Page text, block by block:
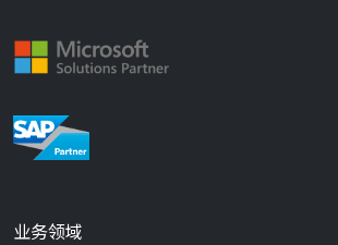
业务领域